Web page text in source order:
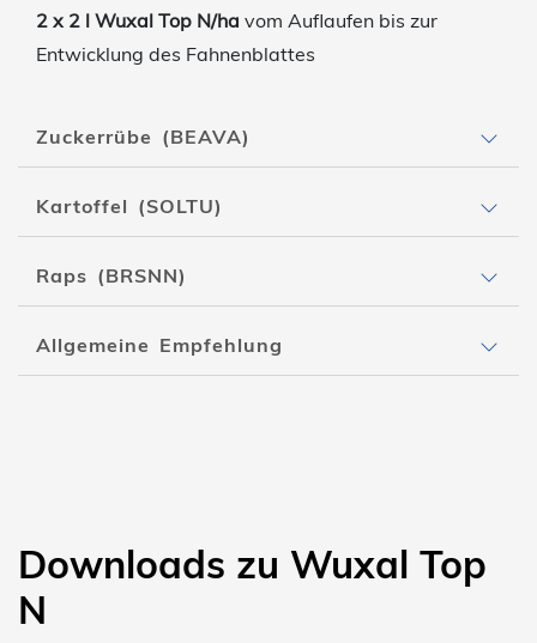
2 x 2 l Wuxal Top N/ha vom Auflaufen bis zur
Entwicklung des Fahnenblattes
Zuckerrübe (BEAVA)
Kartoffel (SOLTU)
Raps (BRSNN)
Allgemeine Empfehlung
Downloads zu Wuxal Top
N